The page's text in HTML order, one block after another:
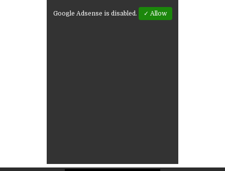
Google Adsense is disabled. ✓ Allow